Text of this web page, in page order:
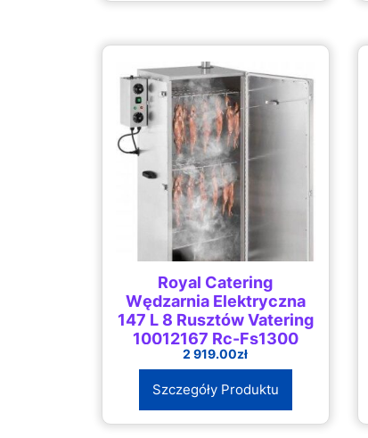
Royal Catering
Wędzarnia Elektryczna
147 L 8 Rusztów Vatering
10012167 Rc-Fs1300
2 919.00zł
Szczegóły Produktu